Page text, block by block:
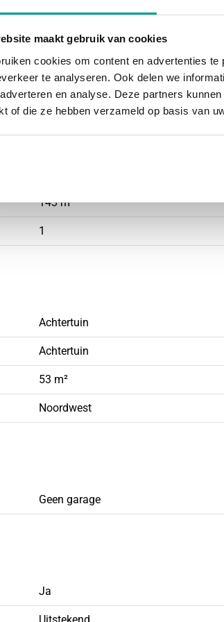
maakt gebruik van cookies
cookies om content en advertenties
te analyseren. Ook delen we
en analyse. Deze partners
of die ze hebben verzameld op basis van
Geschakelde woning
2021
Nieuwbouw
143 m²
1
Achtertuin
Achtertuin
53 m²
Noordwest
Geen garage
Ja